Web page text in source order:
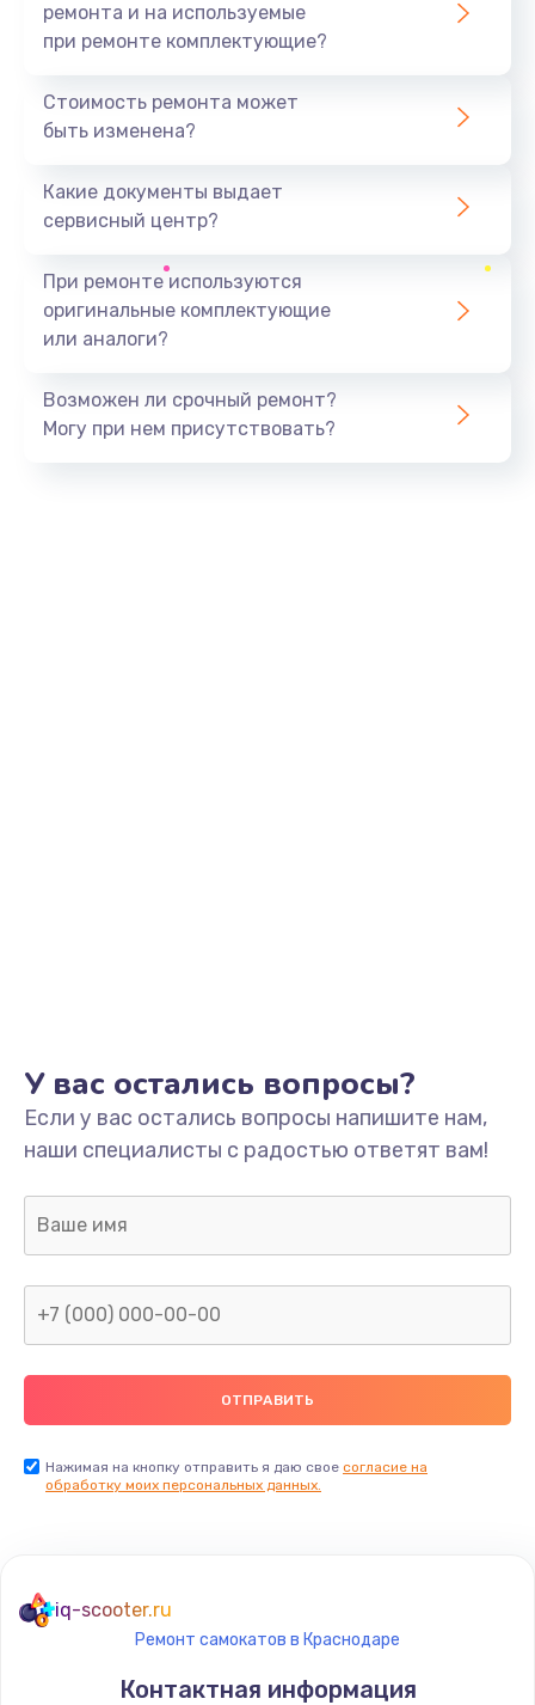
ремонта и на используемые
при ремонте комплектующие?
Стоимость ремонта может
быть изменена?
Какие документы выдает
сервисный центр?
При ремонте используются
оригинальные комплектующие
или аналоги?
Возможен ли срочный ремонт?
Могу при нем присутствовать?
У вас остались вопросы?
Если у вас остались вопросы напишите нам,
наши специалисты с радостью ответят вам!
Нажимая на кнопку отправить я даю свое согласие на
обработку моих персональных данных.
iq-scooter.ru
Ремонт самокатов в Краснодаре
Контактная информация